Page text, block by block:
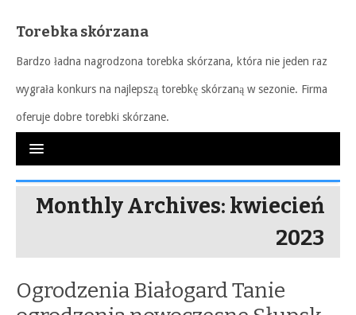
Torebka skórzana
Bardzo ładna nagrodzona torebka skórzana, która nie jeden raz
wygrała konkurs na najlepszą torebkę skórzaną w sezonie. Firma
oferuje dobre torebki skórzane.
Monthly Archives: kwiecień
2023
Ogrodzenia Białogard Tanie